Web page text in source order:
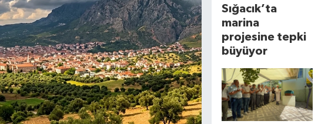
Sığacık’ta
marina
projesine tepki
büyüyor